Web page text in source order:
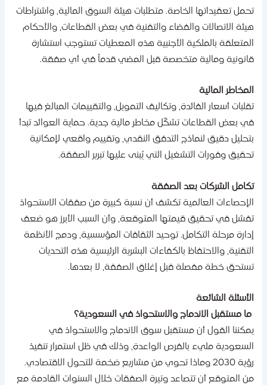
تعقيداتها الخاصة. متطلبات هيئة السوق المالية، واشتراطات
الاتصالات والفضاء والتقنية في بعض القطاعات، والأحكام
بالملكية الأجنبية هذه المعطيات تستوجب استشارة
ومالية متخصصة قبل المضي قدماً في أي صفقة.
المالية
أسعار الفائدة، وتكاليف التمويل، والتقييمات المبالغ فيها
بعض القطاعات تشكّل مخاطر مالية جدية. حماية العوائد تبدأ
دقيق لنماذج التدفق النقدي، وتقييم واقعي لإمكانية
وفورات التشغيل التي يُبنى عليها تبرير الصفقة.
الشركات بعد الصفقة
العالمية تكشف أن نسبة كبيرة من صفقات الاستحواذ
في تحقيق قيمتها المتوقعة، وأن السبب الأبرز هو ضعف
مرحلة التكامل. توحيد الثقافات المؤسسية، ودمج الأنظمة
والاحتفاظ بالكفاءات البشرية الرئيسية هذه التحديات
خطة مفصلة قبل إغلاق الصفقة، لا بعدها.
الشائعة
مستقبل الاندماج والاستحواذ في السعودية؟
القول أن مستقبل سوق الاندماج والاستحواذ في
مليء بالفرص الواعدة، وذلك في ظل استمرار تنفيذ
رؤية 2030 وماذا تحوي من مشاريع ضخمة للتحول الاقتصادي.
المتوقع أن تتصاعد وتيرة الصفقات خلال السنوات القادمة مع